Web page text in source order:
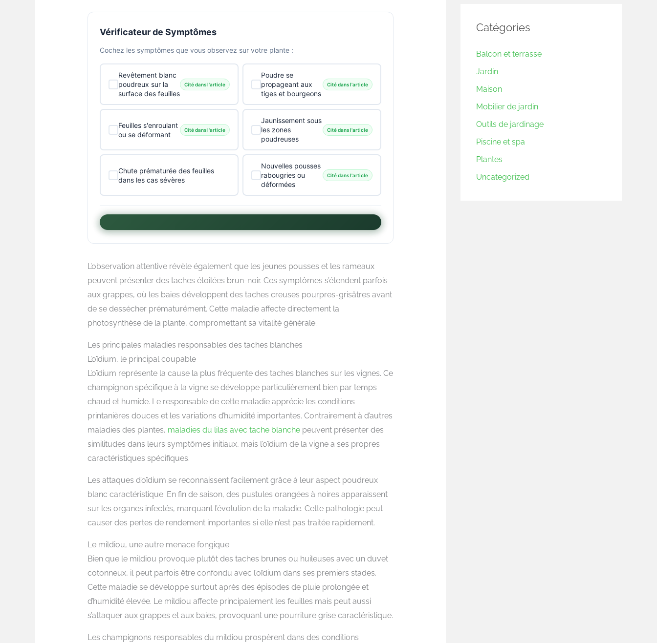
Vérificateur de Symptômes
Cochez les symptômes que vous observez sur votre plante :
Revêtement blanc
poudreux sur la
surface des feuilles
Cité dans l'article
Poudre se
propageant aux
tiges et bourgeons
Cité dans l'article
Feuilles s'enroulant
ou se déformant
Cité dans l'article
Jaunissement sous
les zones
poudreuses
Cité dans l'article
Chute prématurée des feuilles
dans les cas sévères
Nouvelles pousses
rabougries ou
déformées
Cité dans l'article
L’observation attentive révèle également que les jeunes pousses et les rameaux
peuvent présenter des taches étoilées brun-noir. Ces symptômes s’étendent parfois
aux grappes, où les baies développent des taches creuses pourpres-grisâtres avant
de se dessécher prématurément. Cette maladie affecte directement la
photosynthèse de la plante, compromettant sa vitalité générale.
Les principales maladies responsables des taches blanches
L’oïdium, le principal coupable
L’oïdium représente la cause la plus fréquente des taches blanches sur les vignes. Ce
champignon spécifique à la vigne se développe particulièrement bien par temps
chaud et humide. Le responsable de cette maladie apprécie les conditions
printanières douces et les variations d’humidité importantes. Contrairement à d’autres
maladies des plantes, maladies du lilas avec tache blanchepeuvent présenter des
similitudes dans leurs symptômes initiaux, mais l’oïdium de la vigne a ses propres
caractéristiques spécifiques.
Les attaques d’oïdium se reconnaissent facilement grâce à leur aspect poudreux
blanc caractéristique. En fin de saison, des pustules orangées à noires apparaissent
sur les organes infectés, marquant l’évolution de la maladie. Cette pathologie peut
causer des pertes de rendement importantes si elle n’est pas traitée rapidement.
Le mildiou, une autre menace fongique
Bien que le mildiou provoque plutôt des taches brunes ou huileuses avec un duvet
cotonneux, il peut parfois être confondu avec l’oïdium dans ses premiers stades.
Cette maladie se développe surtout après des épisodes de pluie prolongée et
d’humidité élevée. Le mildiou affecte principalement les feuilles mais peut aussi
s’attaquer aux grappes et aux baies, provoquant une pourriture grise caractéristique.
Les champignons responsables du mildiou prospèrent dans des conditions
Catégories
Balcon et terrasse
Jardin
Maison
Mobilier de jardin
Outils de jardinage
Piscine et spa
Plantes
Uncategorized